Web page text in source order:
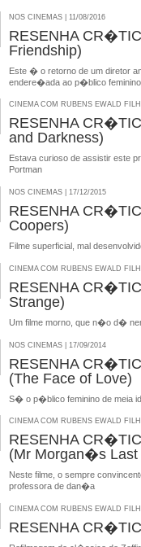
NOS CINEMAS | 11/08/2016
RESENHA
Friendship)
Este � o retorno de um diretor
endere�ada ao p�blico feminino
CINEMA COM RUBENS EWALD
RESENHA
and Darkness)
Estava curioso de assistir este
Portman
NOS CINEMAS | 17/12/2015
RESENHA
Coopers)
Filme superficial, mal
CINEMA COM RUBENS EWALD
RESENHA
Strange)
Um filme morno, que n�o d�
NOS CINEMAS | 17/09/2014
RESENHA
(The Face of Love)
S� o p�blico feminino de meia
CINEMA COM RUBENS EWALD
RESENHA
(Mr Morgan�s Last
Neste filme, o sempre
professora de dan�a
CINEMA COM RUBENS EWALD
RESENHA